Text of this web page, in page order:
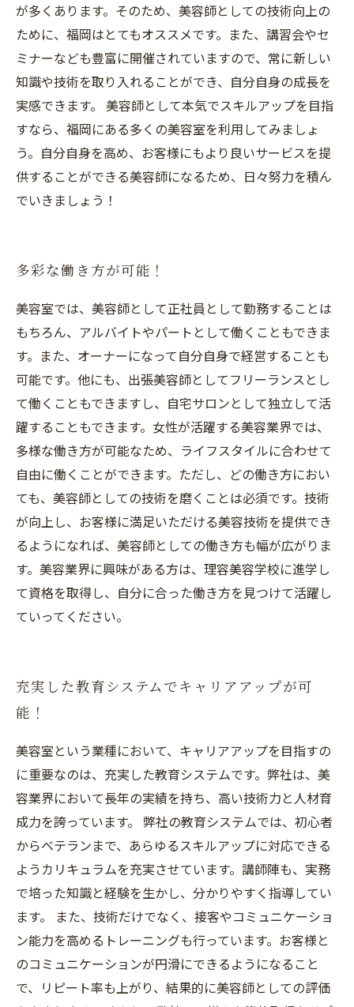
が多くあります。そのため、美容師としての技術向上の
ために、福岡はとてもオススメです。また、講習会やセ
ミナーなども豊富に開催されていますので、常に新しい
知識や技術を取り入れることができ、自分自身の成長を
実感できます。 美容師として本気でスキルアップを目指
すなら、福岡にある多くの美容室を利用してみましょ
う。自分自身を高め、お客様にもより良いサービスを提
供することができる美容師になるため、日々努力を積ん
でいきましょう！
多彩な働き方が可能！
美容室では、美容師として正社員として勤務することは
もちろん、アルバイトやパートとして働くこともできま
す。また、オーナーになって自分自身で経営することも
可能です。他にも、出張美容師としてフリーランスとし
て働くこともできますし、自宅サロンとして独立して活
躍することもできます。女性が活躍する美容業界では、
多様な働き方が可能なため、ライフスタイルに合わせて
自由に働くことができます。ただし、どの働き方におい
ても、美容師としての技術を磨くことは必須です。技術
が向上し、お客様に満足いただける美容技術を提供でき
るようになれば、美容師としての働き方も幅が広がりま
す。美容業界に興味がある方は、理容美容学校に進学し
て資格を取得し、自分に合った働き方を見つけて活躍し
ていってください。
充実した教育システムでキャリアアップが可
能！
美容室という業種において、キャリアアップを目指すの
に重要なのは、充実した教育システムです。弊社は、美
容業界において長年の実績を持ち、高い技術力と人材育
成力を誇っています。 弊社の教育システムでは、初心者
からベテランまで、あらゆるスキルアップに対応できる
ようカリキュラムを充実させています。講師陣も、実務
で培った知識と経験を生かし、分かりやすく指導してい
ます。 また、技術だけでなく、接客やコミュニケーショ
ン能力を高めるトレーニングも行っています。お客様と
のコミュニケーションが円滑にできるようになること
で、リピート率も上がり、結果的に美容師としての評価